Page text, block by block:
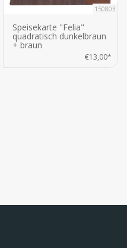
150803
Speisekarte "Felia"
quadratisch dunkelbraun
+ braun
€13,00*